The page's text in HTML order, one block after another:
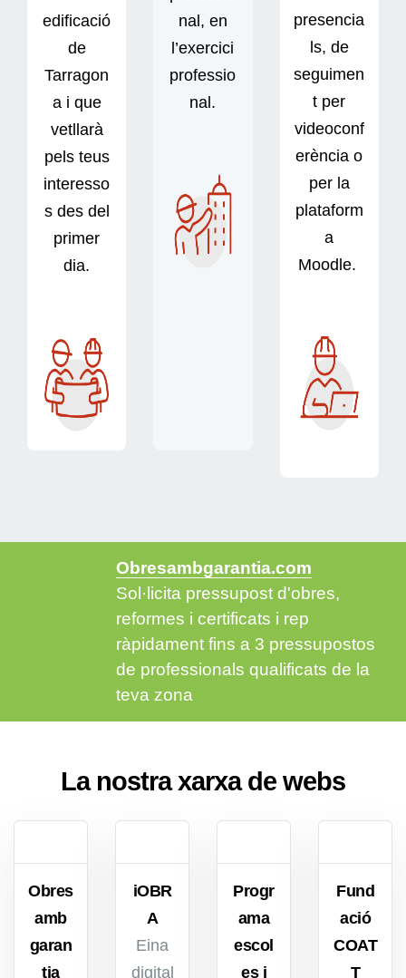
edificació
de
Tarragon
a i que
vetllarà
pels teus
interesso
s des del
primer
dia.
nal, en
l’exercici
professio
nal.
presencia
ls, de
seguimen
t per
videoconf
erència o
per la
plataform
a
Moodle.
Obresambgarantia.com
Sol·licita pressupost d'obres,
reformes i certificats i rep
ràpidament fins a 3 pressupostos
de professionals qualificats de la
teva zona
La nostra xarxa de webs
Obres
amb
garan
tia
iOBR
A
Eina
digital
Progr
ama
escol
es i
Fund
ació
COAT
T